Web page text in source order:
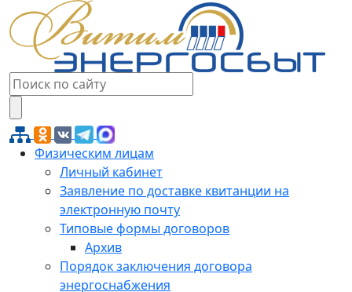
Физическим лицам
Личный кабинет
Заявление по доставке квитанции на
электронную почту
Типовые формы договоров
Архив
Порядок заключения договора
энергоснабжения